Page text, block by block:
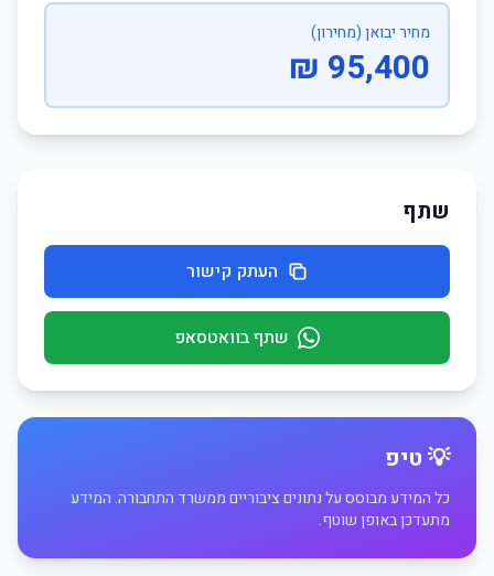
מחיר יבואן (מחירון)
95,400 ₪
שתף
העתק קישור
שתף בוואטסאפ
💡 טיפ
כל המידע מבוסס על נתונים ציבוריים ממשרד התחבורה. המידע
מתעדכן באופן שוטף.